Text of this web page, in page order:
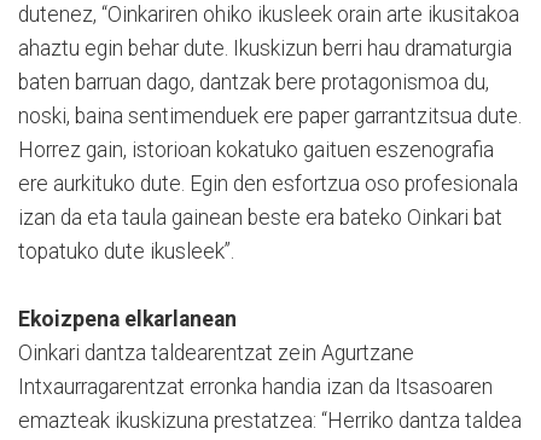
dutenez, “Oinkariren ohiko ikusleek orain arte ikusitakoa
ahaztu egin behar dute. Ikuskizun berri hau dramaturgia
baten barruan dago, dantzak bere protagonismoa du,
noski, baina sentimenduek ere paper garrantzitsua dute.
Horrez gain, istorioan kokatuko gaituen eszenografia
ere aurkituko dute. Egin den esfortzua oso profesionala
izan da eta taula gainean beste era bateko Oinkari bat
topatuko dute ikusleek”.
Ekoizpena elkarlanean
Oinkari dantza taldearentzat zein Agurtzane
Intxaurragarentzat erronka handia izan da Itsasoaren
emazteak ikuskizuna prestatzea: “Herriko dantza taldea